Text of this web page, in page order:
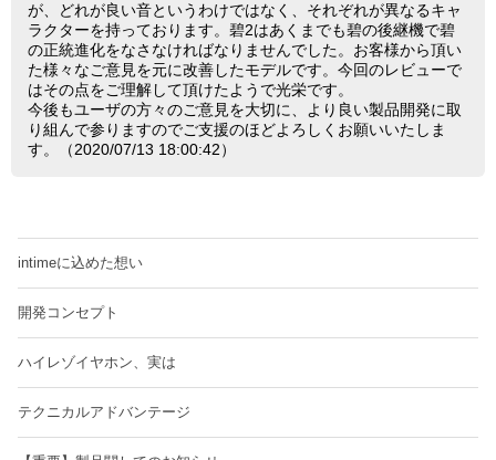
が、どれが良い音というわけではなく、それぞれが異なるキャ
ラクターを持っております。碧2はあくまでも碧の後継機で碧
の正統進化をなさなければなりませんでした。お客様から頂い
た様々なご意見を元に改善したモデルです。今回のレビューで
はその点をご理解して頂けたようで光栄です。
今後もユーザの方々のご意見を大切に、より良い製品開発に取
り組んで参りますのでご支援のほどよろしくお願いいたしま
す。（2020/07/13 18:00:42）
intimeに込めた想い
開発コンセプト
ハイレゾイヤホン、実は
テクニカルアドバンテージ